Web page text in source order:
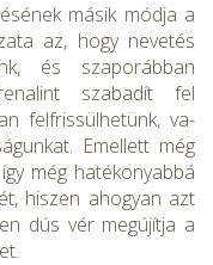
másik módja a
az, hogy nevetés
és szaporábban
szabadít fel
felfrissülhetünk, va­
Emellett még
még hatékonyabbá
hiszen ahogyan azt
dús vér megújítja a